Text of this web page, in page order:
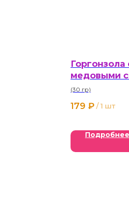
медовыми
(30 гр)
179 ₽ / 1 шт
Подробнее